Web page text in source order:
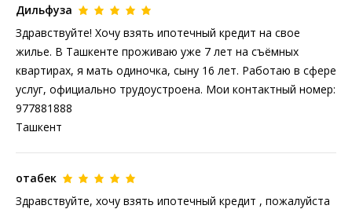
Дильфуза
Здравствуйте! Хочу взять ипотечный кредит на свое
жилье. В Ташкенте проживаю уже 7 лет на съёмных
квартирах, я мать одиночка, сыну 16 лет. Работаю в сфере
услуг, официально трудоустроена. Мои контактный номер:
977881888
Ташкент
отабек
Здравствуйте, хочу взять ипотечный кредит , пожалуйста